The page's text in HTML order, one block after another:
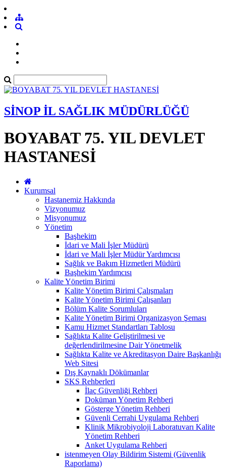
SİNOP İL SAĞLIK MÜDÜRLÜĞÜ
BOYABAT 75. YIL DEVLET
HASTANESİ
Kurumsal
Hastanemiz Hakkında
Vizyonumuz
Misyonumuz
Yönetim
Başhekim
İdari ve Mali İşler Müdürü
İdari ve Mali İşler Müdür Yardımcısı
Sağlık ve Bakım Hizmetleri Müdürü
Başhekim Yardımcısı
Kalite Yönetim Birimi
Kalite Yönetim Birimi Çalışmaları
Kalite Yönetim Birimi Çalışanları
Bölüm Kalite Sorumluları
Kalite Yönetim Birimi Organizasyon Şeması
Kamu Hizmet Standartları Tablosu
Sağlıkta Kalite Geliştirilmesi ve
değerlendirilmesine Dair Yönetmelik
Sağlıkta Kalite ve Akreditasyon Daire Başkanlığı
Web Sitesi
Dış Kaynaklı Dökümanlar
SKS Rehberleri
İlaç Güvenliği Rehberi
Doküman Yönetim Rehberi
Gösterge Yönetim Rehberi
Güvenli Cerrahi Uygulama Rehberi
Klinik Mikrobiyoloji Laboratuvarı Kalite
Yönetim Rehberi
Anket Uygulama Rehberi
istenmeyen Olay Bildirim Sistemi (Güvenlik
Raporlama)